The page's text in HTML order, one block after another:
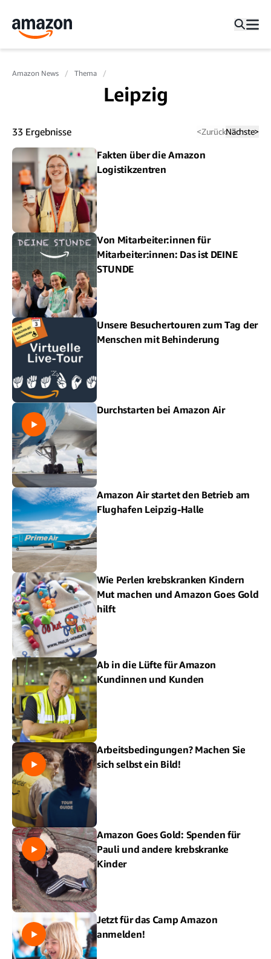
Amazon News Thema
Leipzig
33 Ergebnisse <ZurückNächste>
Fakten über die Amazon
Logistikzentren
Von Mitarbeiter:innen für
Mitarbeiter:innen: Das ist DEINE
STUNDE
Unsere Besuchertouren zum Tag der
Menschen mit Behinderung
Durchstarten bei Amazon Air
Amazon Air startet den Betrieb am
Flughafen Leipzig-Halle
Wie Perlen krebskranken Kindern
Mut machen und Amazon Goes Gold
hilft
Ab in die Lüfte für Amazon
Kundinnen und Kunden
Arbeitsbedingungen? Machen Sie
sich selbst ein Bild!
Amazon Goes Gold: Spenden für
Pauli und andere krebskranke
Kinder
Jetzt für das Camp Amazon
anmelden!